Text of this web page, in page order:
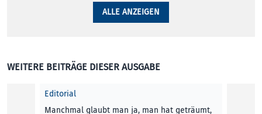
ALLE ANZEIGEN
WEITERE BEITRÄGE DIESER AUSGABE
Editorial
Manchmal glaubt man ja, man hat geträumt,